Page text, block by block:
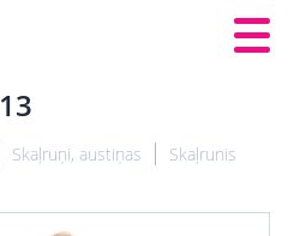
Skaļruņi, austiņas
Skaļrunis